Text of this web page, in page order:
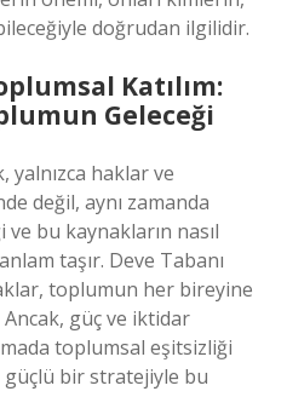
doğrudan ilgilidir.
Katılım:
Geleceği
yalnızca haklar ve
değil, aynı zamanda
bu kaynakların nasıl
anlam taşır. Deve Tabanı
toplumun her bireyine
Ancak, güç ve iktidar
toplumsal eşitsizliği
bir stratejiyle bu